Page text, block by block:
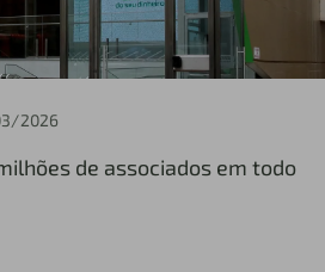
2026
de associados em todo